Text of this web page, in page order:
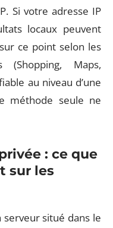
Si votre adresse IP
locaux peuvent
ce point selon les
Maps,
au niveau d’une
méthode seule ne
: ce que
sur les
situé dans le